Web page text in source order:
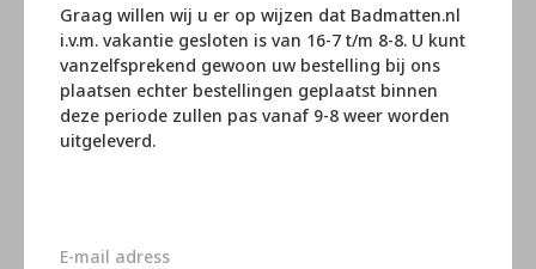
Graag willen wij u er op wijzen dat Badmatten.nl
i.v.m. vakantie gesloten is van 16-7 t/m 8-8. U kunt
vanzelfsprekend gewoon uw bestelling bij ons
plaatsen echter bestellingen geplaatst binnen
deze periode zullen pas vanaf 9-8 weer worden
uitgeleverd.
producten die geschikt zijn voor in de badkamer. Het
grote assortiment omslaat onder andere prachtige
handdoeken, badmatten, badjassen, wasmanden,
zeeppompjes, spiegels, toilet borstels en opbergdoosjes
behoren hiertoe. Alle artikelen zijn gemaakt van
producten van Aquanova geeft u uw badkamer in een